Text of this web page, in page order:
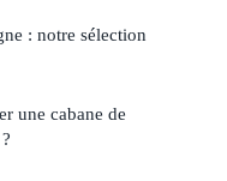
: notre sélection
une cabane de